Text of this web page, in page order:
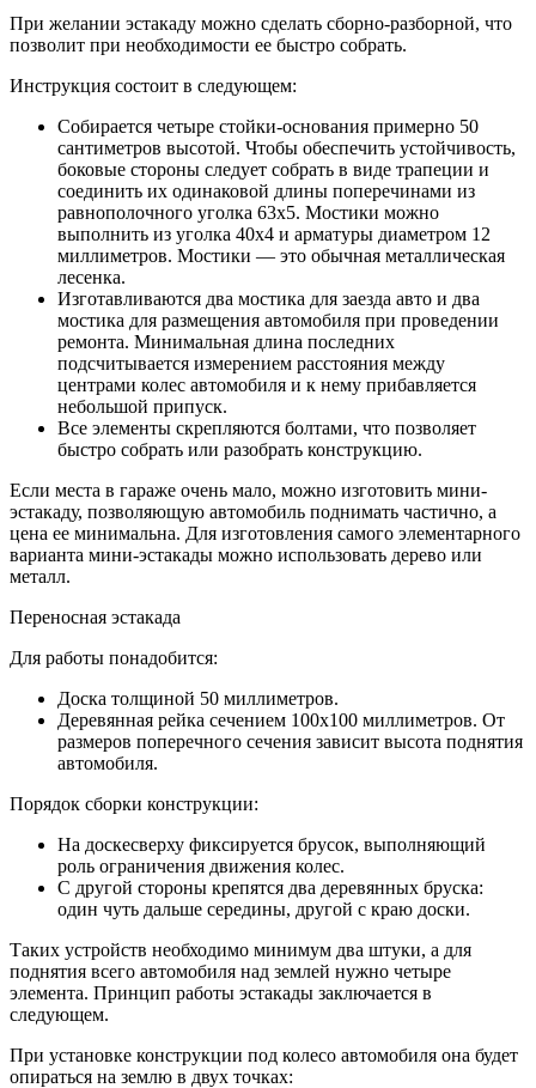
При желании эстакаду можно сделать сборно-разборной, что
позволит при необходимости ее быстро собрать.
Инструкция состоит в следующем:
Собирается четыре стойки-основания примерно 50
сантиметров высотой. Чтобы обеспечить устойчивость,
боковые стороны следует собрать в виде трапеции и
соединить их одинаковой длины поперечинами из
равнополочного уголка 63х5. Мостики можно
выполнить из уголка 40х4 и арматуры диаметром 12
миллиметров. Мостики — это обычная металлическая
лесенка.
Изготавливаются два мостика для заезда авто и два
мостика для размещения автомобиля при проведении
ремонта. Минимальная длина последних
подсчитывается измерением расстояния между
центрами колес автомобиля и к нему прибавляется
небольшой припуск.
Все элементы скрепляются болтами, что позволяет
быстро собрать или разобрать конструкцию.
Если места в гараже очень мало, можно изготовить мини-
эстакаду, позволяющую автомобиль поднимать частично, а
цена ее минимальна. Для изготовления самого элементарного
варианта мини-эстакады можно использовать дерево или
металл.
Переносная эстакада
Для работы понадобится:
Доска толщиной 50 миллиметров.
Деревянная рейка сечением 100х100 миллиметров. От
размеров поперечного сечения зависит высота поднятия
автомобиля.
Порядок сборки конструкции:
На доскесверху фиксируется брусок, выполняющий
роль ограничения движения колес.
С другой стороны крепятся два деревянных бруска:
один чуть дальше середины, другой с краю доски.
Таких устройств необходимо минимум два штуки, а для
поднятия всего автомобиля над землей нужно четыре
элемента. Принцип работы эстакады заключается в
следующем.
При установке конструкции под колесо автомобиля она будет
опираться на землю в двух точках: